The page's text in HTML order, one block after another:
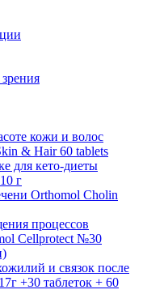
кожи и волос
& Hair 60 tablets
для кето-диеты
г
Orthomol Cholin
процессов
Cellprotect №30
и связок после
+30 таблеток + 60